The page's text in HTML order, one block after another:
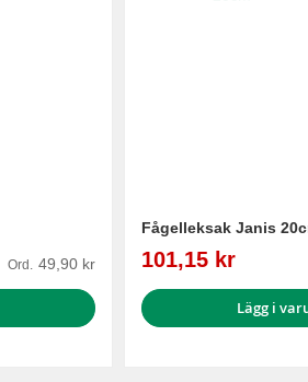
Ord. 49,90 kr
Fågelleksak Janis
Reapris
101,15 kr
Lägg i